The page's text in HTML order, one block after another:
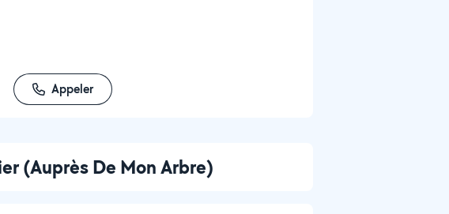
Appeler
(Auprès De Mon Arbre)